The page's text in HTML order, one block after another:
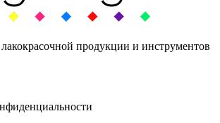
продукции и инструментов